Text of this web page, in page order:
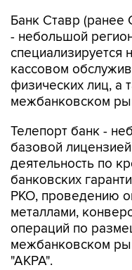
Банк Ставр (ранее
- небольшой
специализируется
кассовом
физических лиц, а
межбанковском
Телепорт банк -
базовой
деятельность по
банковских
РКО, проведению
металлами,
операций по
межбанковском
"АКРА".